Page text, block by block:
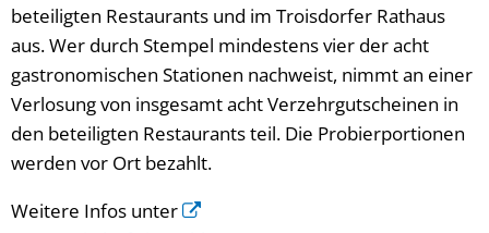
beteiligten Restaurants und im Troisdorfer Rathaus
aus. Wer durch Stempel mindestens vier der acht
gastronomischen Stationen nachweist, nimmt an einer
Verlosung von insgesamt acht Verzehrgutscheinen in
den beteiligten Restaurants teil. Die Probierportionen
werden vor Ort bezahlt.
Weitere Infos unter